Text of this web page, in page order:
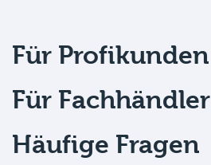
Für Profikunden
Für Fachhändler
Häufige Fragen